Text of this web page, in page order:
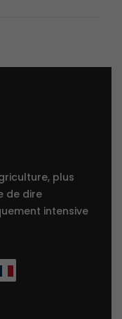
plus
de dire
intensive